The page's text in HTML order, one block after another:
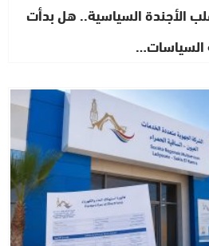
الأجندة السياسية.. هل بدأت
السياسات…